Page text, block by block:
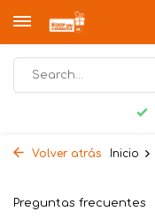
Volver atrás Inicio
Preguntas frecuentes